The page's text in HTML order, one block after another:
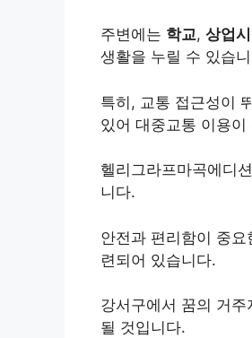
주변에는 학교, 상업
생활을 누릴 수 있습
특히, 교통 접근성이
있어 대중교통 이용이
헬리그라프마곡에디
니다.
안전과 편리함이 중
련되어 있습니다.
강서구에서 꿈의 거
될 것입니다.